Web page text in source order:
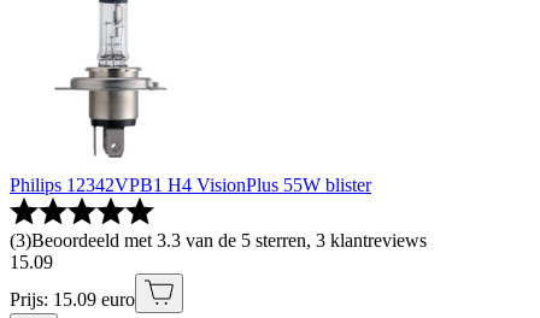
Philips 12342VPB1 H4 VisionPlus 55W blister
(3)Beoordeeld met 3.3 van de 5 sterren, 3 klantreviews
15.09
Prijs: 15.09 euro